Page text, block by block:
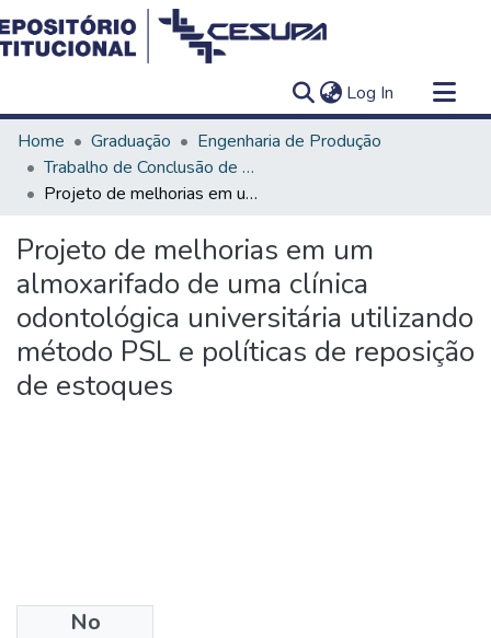
Log In (current)
Communities & Collections
All of DSpace
Statistics
Home Graduação
Engenharia de Produção
Trabalho de Conclusão de Curso - TCC
Projeto de melhorias em um almoxarifado de uma clínica odontológica universitária utilizando método PSL e políticas de reposição de estoques
Projeto de melhorias em um
almoxarifado de uma clínica
odontológica universitária utilizando
método PSL e políticas de reposição
de estoques
No